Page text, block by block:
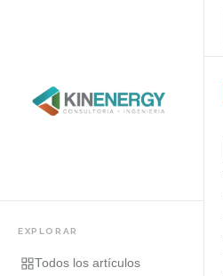
EXPLORAR
Todos los artículos